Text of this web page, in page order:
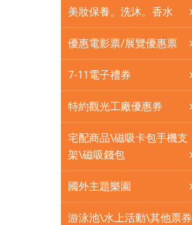
券
可
即
用
美妝保養。洗沐。香水
優惠電影票/展覽優惠票
7-11電子禮券
特約觀光工廠優惠券
宅配商品\磁吸卡包手機支
架\磁吸錢包
國外主題樂園
游泳池\水上活動\其他票券